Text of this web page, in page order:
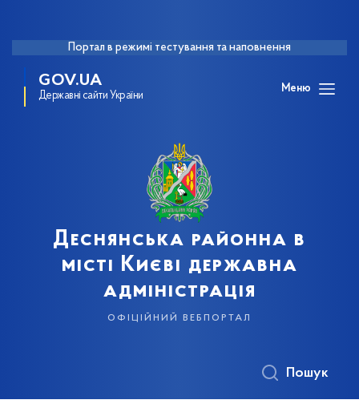
Портал в режимі тестування та наповнення
GOV.UA
Державні сайти України
Меню
Деснянська районна в
місті Києві державна
адміністрація
офіційний вебпортал
Пошук